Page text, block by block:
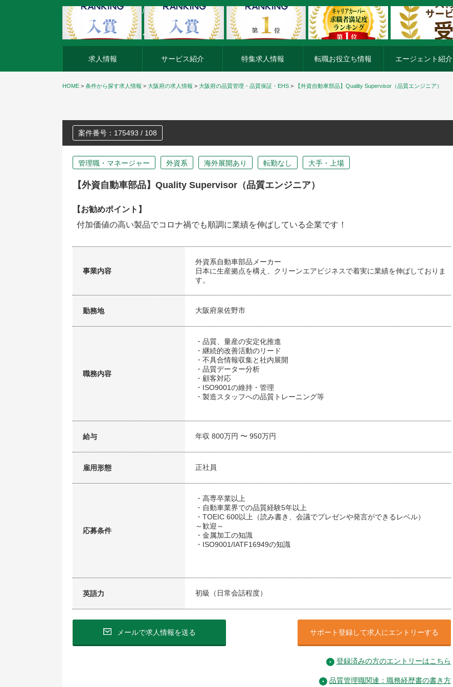
外資系企業の転職・キャリア転職ならアージスジャパン
求人情報 サービス紹介 特集求人情報 転職お役立ち情報 エージェント紹介
HOME > 条件から探す求人情報 > 大阪府の求人情報 > 大阪府の品質管理・品質保証・EHS > 【外資自動車部品】Quality Supervisor（品質エンジニア）
案件番号：175493 / 108
管理職・マネージャー 外資系 海外展開あり 転勤なし 大手・上場
【外資自動車部品】Quality Supervisor（品質エンジニア）
【お勧めポイント】
付加価値の高い製品でコロナ禍でも順調に業績を伸ばしている企業です！
事業内容
外資系自動車部品メーカー
日本に生産拠点を構え、クリーンエアビジネスで着実に業績を伸ばしておりま
す。
勤務地 大阪府泉佐野市
職務内容
・品質、量産の安定化推進
・継続的改善活動のリード
・不具合情報収集と社内展開
・品質データー分析
・顧客対応
・ISO9001の維持・管理
・製造スタッフへの品質トレーニング等
給与 年収 800万円 〜 950万円
雇用形態 正社員
応募条件
・高専卒業以上
・自動車業界での品質経験5年以上
・TOEIC 600以上（読み書き、会議でプレゼンや発言ができるレベル）
～歓迎～
・金属加工の知識
・ISO9001/IATF16949の知識
英語力 初級（日常会話程度）
メールで求人情報を送る サポート登録して求人にエントリーする
登録済みの方のエントリーはこちら
品質管理職関連：職務経歴書の書き方